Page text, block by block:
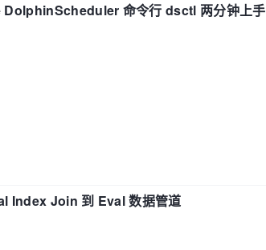
命令行 dsctl 两分钟上手
Index Join 到 Eval 数据管道